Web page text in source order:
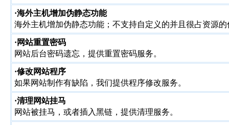
·海外主机增加伪静态功能
海外主机增加伪静态功能；不支持自定义的并且很占资源的
·网站重置密码
网站后台密码遗忘，提供重置密码服务。
·修改网站程序
如果网站制作有缺陷，我们提供程序修改服务。
·清理网站挂马
网站被挂马，或者插入黑链，提供清理服务。